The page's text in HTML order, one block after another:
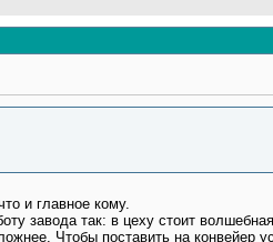
и главное кому.
завода так: в цеху стоит
Чтобы поставить на конвейер